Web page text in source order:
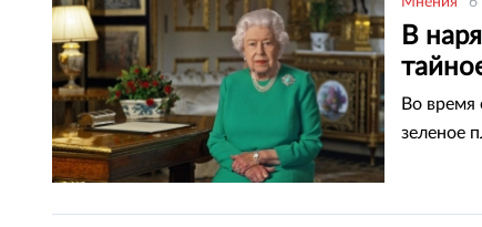
В
Во время
зеленое